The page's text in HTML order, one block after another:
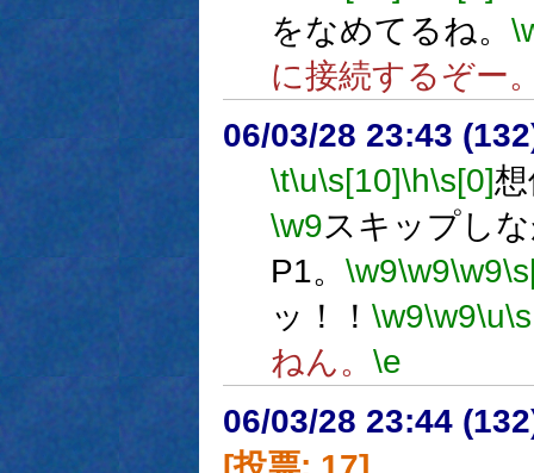
をなめてるね。
に接続するぞー
06/03/28 23:43
\t\u\s[10]\h\s[0]
\w9スキップし
P1。 \w9\w9\w9
ッ！！ \w9\w9\u
ねん。 \e
06/03/28 23:44